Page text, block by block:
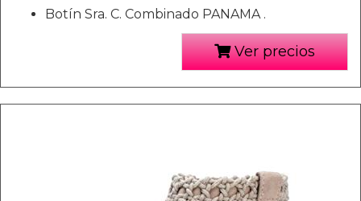
Botín Sra. C. Combinado PANAMA .
Ver precios